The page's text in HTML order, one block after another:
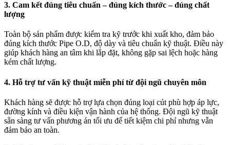
3. Cam kết đúng tiêu chuẩn – đúng kích thước – đúng chất
lượng
Toàn bộ sản phẩm được kiểm tra kỹ trước khi xuất kho, đảm bảo
đúng kích thước Pipe O.D, độ dày và tiêu chuẩn kỹ thuật. Điều này
giúp khách hàng an tâm khi lắp đặt, không gặp sai lệch hoặc hàng
kém chất lượng.
4. Hỗ trợ tư vấn kỹ thuật miễn phí từ đội ngũ chuyên môn
Khách hàng sẽ được hỗ trợ lựa chọn đúng loại cút phù hợp áp lực,
đường kính và điều kiện vận hành của hệ thống. Đội ngũ kỹ thuật
sẵn sàng tư vấn phương án tối ưu để tiết kiệm chi phí nhưng vẫn
đảm bảo an toàn.